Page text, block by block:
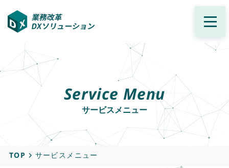
Service Menu
サービスメニュー
TOP サービスメニュー